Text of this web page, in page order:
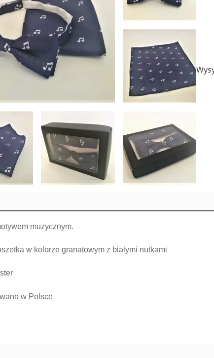
muzycznym.
w kolorze granatowym z białymi nutkami
w Polsce